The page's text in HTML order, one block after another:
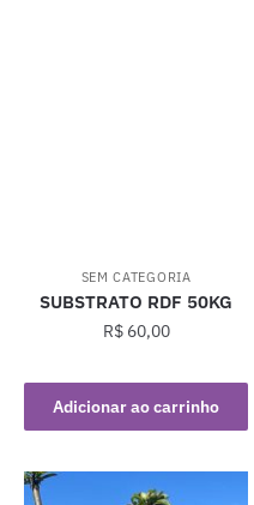
SEM CATEGORIA
SUBSTRATO RDF 50KG
R$60,00
Adicionar ao carrinho